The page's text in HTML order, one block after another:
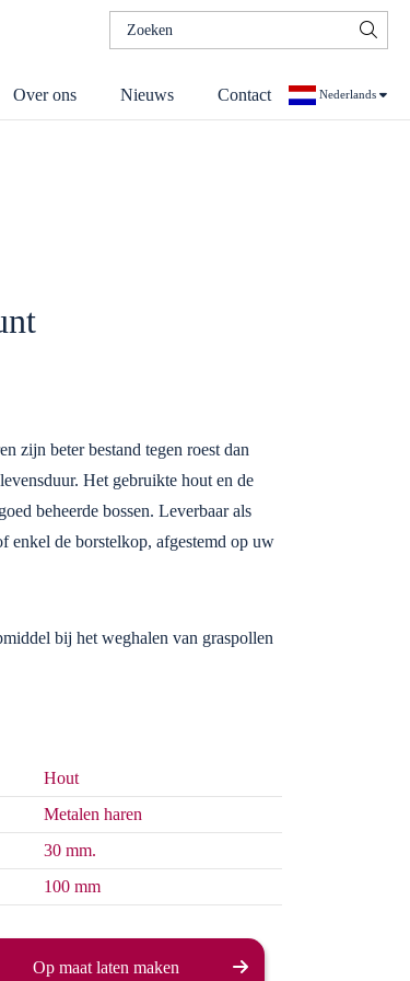
Zoeken
naar:
Over ons Nieuws Contact Nederlands
zijn beter bestand tegen roest dan
Het gebruikte hout en de
beheerde bossen. Leverbaar als
enkel de borstelkop, afgestemd op uw
bij het weghalen van graspollen
Hout
Metalen haren
30 mm.
100 mm
Op maat laten maken